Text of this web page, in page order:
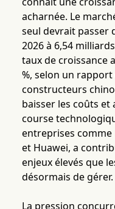
acharnée. Le
seul devrait passer
2026 à 6,54
taux de croissance
%, selon un
constructeurs
baisser les coûts
course
entreprises comme
et Huawei, a
enjeux élevés que
désormais de gérer.
La pression